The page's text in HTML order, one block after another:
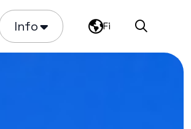
Info Fi Haku